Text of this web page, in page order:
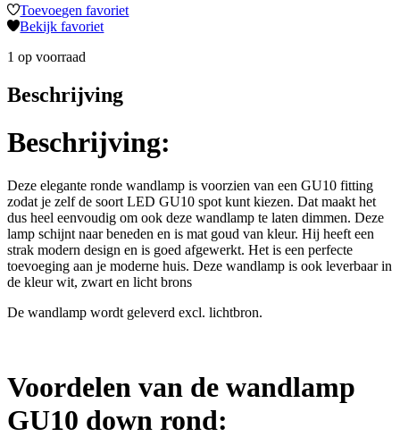
Toevoegen favoriet
Bekijk favoriet
1 op voorraad
Beschrijving
Beschrijving:
Deze elegante ronde wandlamp is voorzien van een GU10 fitting
zodat je zelf de soort LED GU10 spot kunt kiezen. Dat maakt het
dus heel eenvoudig om ook deze wandlamp te laten dimmen. Deze
lamp schijnt naar beneden en is mat goud van kleur. Hij heeft een
strak modern design en is goed afgewerkt. Het is een perfecte
toevoeging aan je moderne huis. Deze wandlamp is ook leverbaar in
de kleur wit, zwart en licht brons
De wandlamp wordt geleverd excl. lichtbron.
Voordelen van de wandlamp
GU10 down rond: